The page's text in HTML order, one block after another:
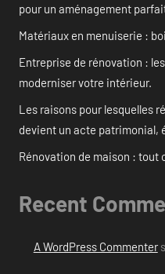
pour un aménagement
Matériaux en menuiserie :
Entreprise de rénovation :
moderniser votre intérieur.
Les raisons pour lesquelles
devient un acte patrimonial,
Rénovation de maison : tout
Recent
A WordPress Commenter